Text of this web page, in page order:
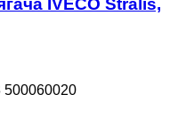
IVECO Stralis,
500060020